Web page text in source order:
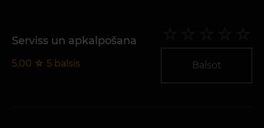
Serviss un apkalpošana
5,00 ☆ 5 balsis Balsot